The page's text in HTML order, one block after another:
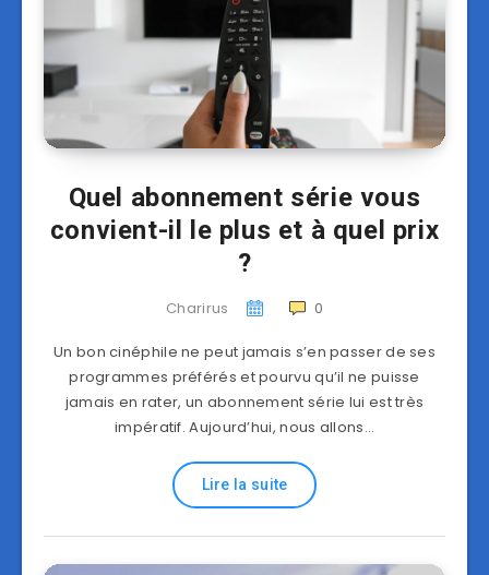
Quel abonnement série vous
convient-il le plus et à quel prix
?
Charirus 0
Un bon cinéphile ne peut jamais s’en passer de ses
programmes préférés et pourvu qu’il ne puisse
jamais en rater, un abonnement série lui est très
impératif. Aujourd’hui, nous allons…
Lire la suite